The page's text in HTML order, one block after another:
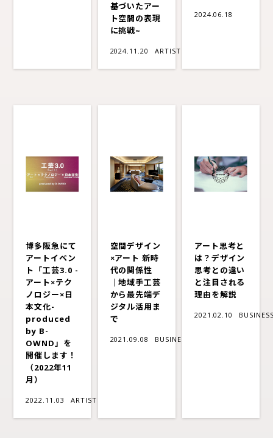
基づいたアー
ト空間の表現
に挑戦~
2024.11.20 ARTIST
2024.06.18
博多阪急にて
アートイベン
ト「工芸3.0 -
アート×テク
ノロジー×日
本文化-
produced
by B-
OWND」を
開催します！
（2022年11
月）
2022.11.03 ARTIST
空間デザイン
×アート 新時
代の関係性
｜地域手工芸
から最先端デ
ジタル活用ま
で
2021.09.08 BUSINESS
アート思考と
は？デザイン
思考との違い
と注目される
理由を解説
2021.02.10